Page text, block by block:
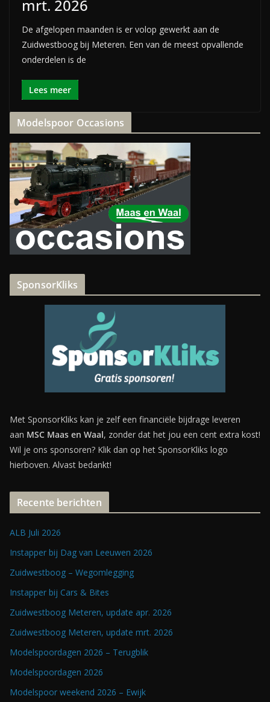
mrt. 2026
De afgelopen maanden is er volop gewerkt aan de
Zuidwestboog bij Meteren. Een van de meest opvallende
onderdelen is de
Lees meer
Modelspoor Occasions
SponsorKliks
Met SponsorKliks kan je zelf een financiële bijdrage leveren
aan MSC Maas en Waal, zonder dat het jou een cent extra kost!
Wil je ons sponsoren? Klik dan op het SponsorKliks logo
hierboven. Alvast bedankt!
Recente berichten
ALB Juli 2026
Instapper bij Dag van Leeuwen 2026
Zuidwestboog – Wegomlegging
Instapper bij Cars & Bites
Zuidwestboog Meteren, update apr. 2026
Zuidwestboog Meteren, update mrt. 2026
Modelspoordagen 2026 – Terugblik
Modelspoordagen 2026
Modelspoor weekend 2026 – Ewijk